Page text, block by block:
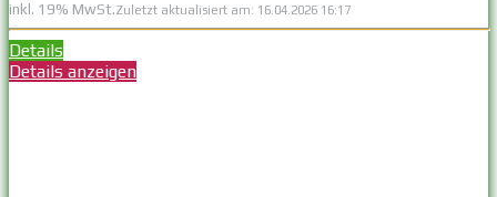
inkl. 19% MwSt.Zuletzt aktualisiert am: 16.04.2026 16:17
Details
Details anzeigen